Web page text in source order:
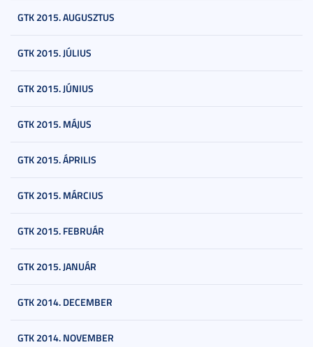
GTK 2015. AUGUSZTUS
GTK 2015. JÚLIUS
GTK 2015. JÚNIUS
GTK 2015. MÁJUS
GTK 2015. ÁPRILIS
GTK 2015. MÁRCIUS
GTK 2015. FEBRUÁR
GTK 2015. JANUÁR
GTK 2014. DECEMBER
GTK 2014. NOVEMBER